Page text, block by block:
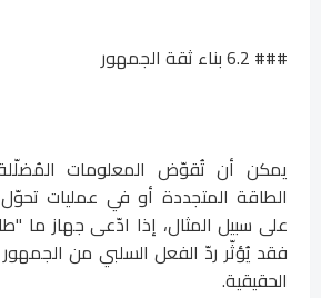
### 6.2 بناء ثقة الجمهور
يمكن أن تُقوّض المعلومات
الطاقة المتجددة أو في عمليات
على سبيل المثال، إذا ادّعى جهاز ما
فقد يُؤثّر ردّ الفعل السلبي من الجمهور
الحقيقية.